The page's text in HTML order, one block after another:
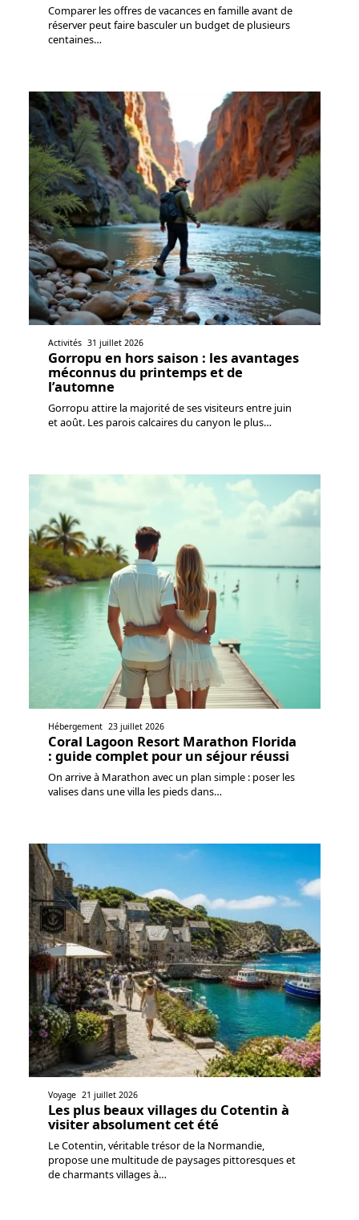
Comparer les offres de vacances en famille avant de
réserver peut faire basculer un budget de plusieurs
centaines…
Activités 31 juillet 2026
Gorropu en hors saison : les avantages
méconnus du printemps et de
l’automne
Gorropu attire la majorité de ses visiteurs entre juin
et août. Les parois calcaires du canyon le plus…
Hébergement 23 juillet 2026
Coral Lagoon Resort Marathon Florida
: guide complet pour un séjour réussi
On arrive à Marathon avec un plan simple : poser les
valises dans une villa les pieds dans…
Voyage 21 juillet 2026
Les plus beaux villages du Cotentin à
visiter absolument cet été
Le Cotentin, véritable trésor de la Normandie,
propose une multitude de paysages pittoresques et
de charmants villages à…